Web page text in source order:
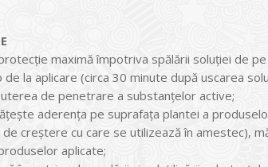
maximă împotriva spălării soluţiei de
la aplicare (circa 30 minute după uscarea
de penetrare a substanţelor active;
aderenţa pe suprafaţa plantei a
creştere cu care se utilizează în amestec),
aplicate;